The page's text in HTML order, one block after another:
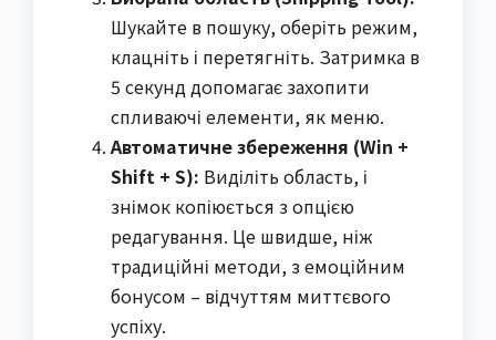
Шукайте в пошуку, оберіть режим,
клацніть і перетягніть. Затримка в
5 секунд допомагає захопити
спливаючі елементи, як меню.
Автоматичне збереження (Win +
Shift + S): Виділіть область, і
знімок копіюється з опцією
редагування. Це швидше, ніж
традиційні методи, з емоційним
бонусом – відчуттям миттєвого
успіху.